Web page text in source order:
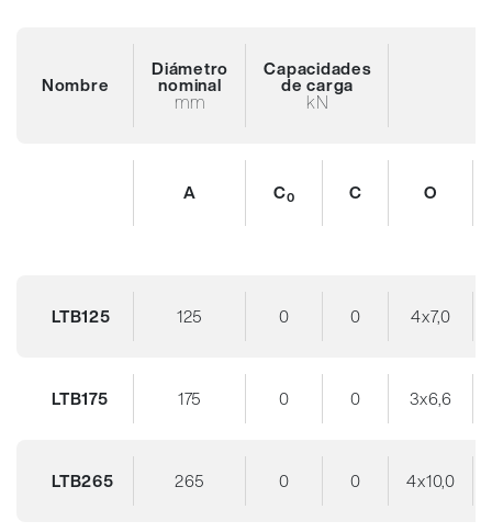
Nombre
Diámetro
nominal
mm
Capacidades
de carga
kN
A C0 C O
LTB125 125 0 0 4x7,0
LTB175 175 0 0 3x6,6
LTB265 265 0 0 4x10,0